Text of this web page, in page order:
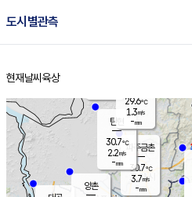
도시별관측
홈
현재날씨 육상
파주금촌
30.7℃
3.7m/s
-mm
탄현
30.7℃
2.2m/s
-mm
양촌
29.6℃
1.3m/s
-mm